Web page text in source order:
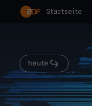
Startseite
heute